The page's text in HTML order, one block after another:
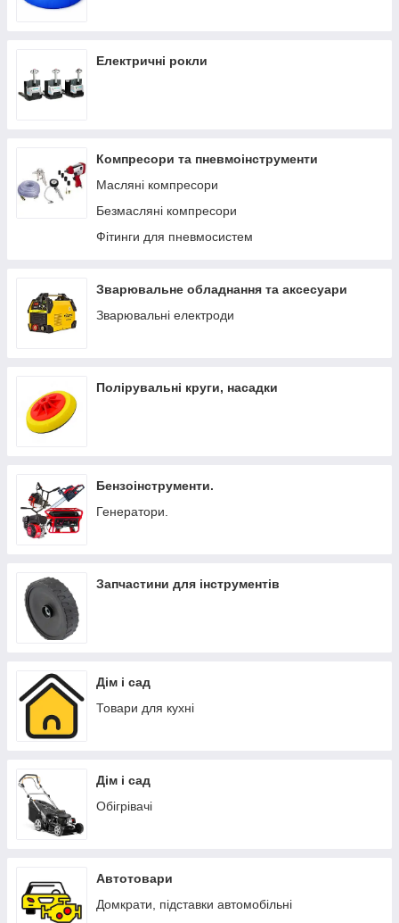
Електричні рокли
Компресори та пневмоінструменти
Масляні компресори
Безмасляні компресори
Фітинги для пневмосистем
Зварювальне обладнання та аксесуари
Зварювальні електроди
Полірувальні круги, насадки
Бензоінструменти.
Генератори.
Запчастини для інструментів
Дім і сад
Товари для кухні
Дім і сад
Обігрівачі
Автотовари
Домкрати, підставки автомобільні